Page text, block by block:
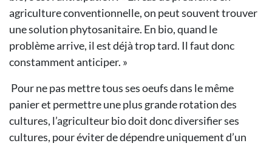
agriculture conventionnelle, on peut souvent trouver
une solution phytosanitaire. En bio, quand le
problème arrive, il est déjà trop tard. Il faut donc
constamment anticiper. »
Pour ne pas mettre tous ses oeufs dans le même
panier et permettre une plus grande rotation des
cultures, l’agriculteur bio doit donc diversifier ses
cultures, pour éviter de dépendre uniquement d’un